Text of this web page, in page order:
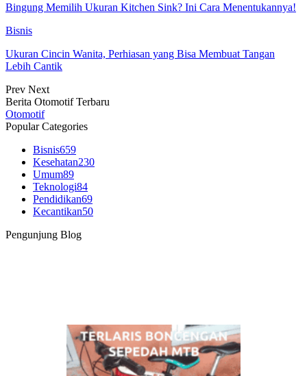
Bingung Memilih Ukuran Kitchen Sink? Ini Cara Menentukannya!
Bisnis
Ukuran Cincin Wanita, Perhiasan yang Bisa Membuat Tangan
Lebih Cantik
Prev Next
Berita Otomotif Terbaru
Otomotif
Popular Categories
Bisnis659
Kesehatan230
Umum89
Teknologi84
Pendidikan69
Kecantikan50
Pengunjung Blog